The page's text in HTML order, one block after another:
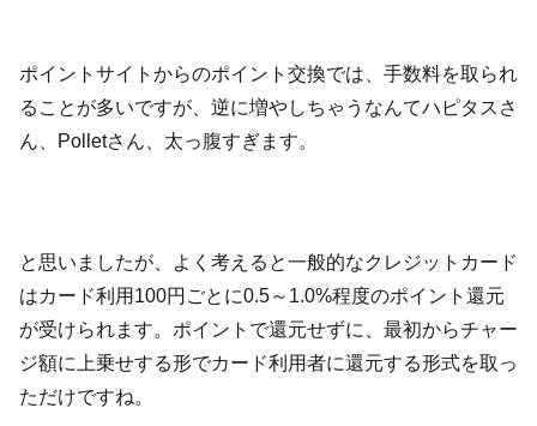
ポイントサイトからのポイント交換では、手数料を取られ
ることが多いですが、逆に増やしちゃうなんてハピタスさ
ん、Polletさん、太っ腹すぎます。
と思いましたが、よく考えると一般的なクレジットカード
はカード利用100円ごとに0.5～1.0%程度のポイント還元
が受けられます。ポイントで還元せずに、最初からチャー
ジ額に上乗せする形でカード利用者に還元する形式を取っ
ただけですね。